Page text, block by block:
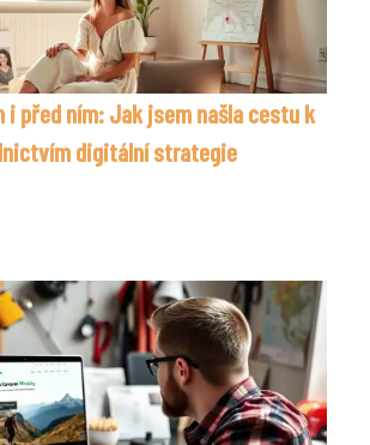
i před ním: Jak jsem našla cestu k
digitální strategie